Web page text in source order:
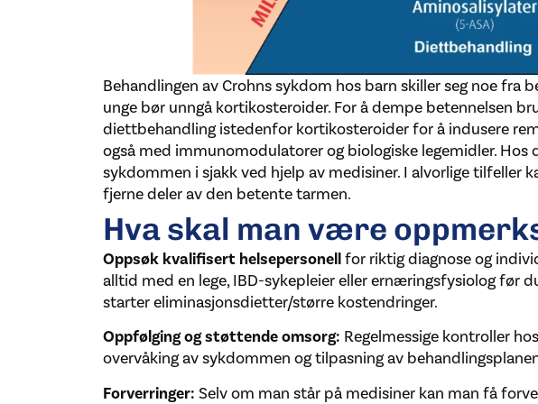
Behandlingen av Crohns sykdom hos barn skiller seg noe fra
unge bør unngå kortikosteroider. For å dempe betennelsen
diettbehandling istedenfor kortikosteroider for å indusere
også med immunomodulatorer og biologiske legemidler. Hos
sykdommen i sjakk ved hjelp av medisiner. I alvorlige tilfeller
fjerne deler av den betente tarmen.
Hva skal man være
Oppsøk kvalifisert helsepersonellfor riktig diagnose og
alltid med en lege, IBD-sykepleier eller ernæringsfysiolog før
starter eliminasjonsdietter/større kostendringer.
Oppfølging og støttende omsorg: Regelmessige kontroller
overvåking av sykdommen og tilpasning av
Forverringer: Selv om man står på medisiner kan man få